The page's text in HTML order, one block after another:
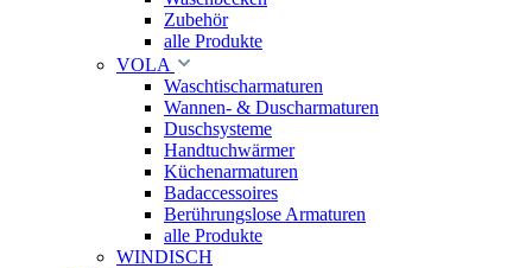
Zubehör
alle Produkte
VOLA
Waschtischarmaturen
Wannen- & Duscharmaturen
Duschsysteme
Handtuchwärmer
Küchenarmaturen
Badaccessoires
Berührungslose Armaturen
alle Produkte
WINDISCH